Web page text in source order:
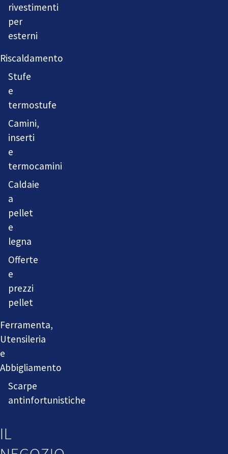
rivestimenti
per
esterni
Riscaldamento
Stufe
e
termostufe
Camini,
inserti
e
termocamini
Caldaie
a
pellet
e
legna
Offerte
e
prezzi
pellet
Ferramenta,
Utensileria
e
Abbigliamento
Scarpe
antinfortunistiche
IL